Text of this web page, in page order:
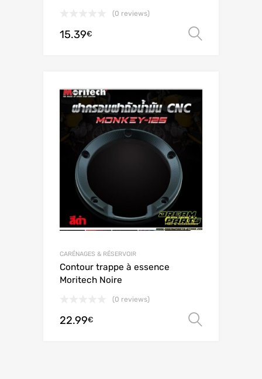
(0 reviews)
15.39€
CARÉNAGES & RÉSERVOIR
Contour trappe à essence
Moritech Noire
(0 reviews)
22.99€